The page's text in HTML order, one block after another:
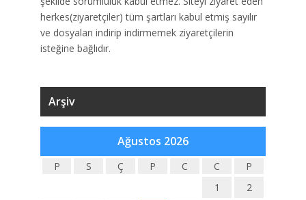
herkes(ziyaretçiler) tüm şartları kabul etmiş sayılır
ve dosyaları indirip indirmemek ziyaretçilerin
isteğine bağlıdır.
Arşiv
Ağustos 2026
P S Ç P C C
P
1
2